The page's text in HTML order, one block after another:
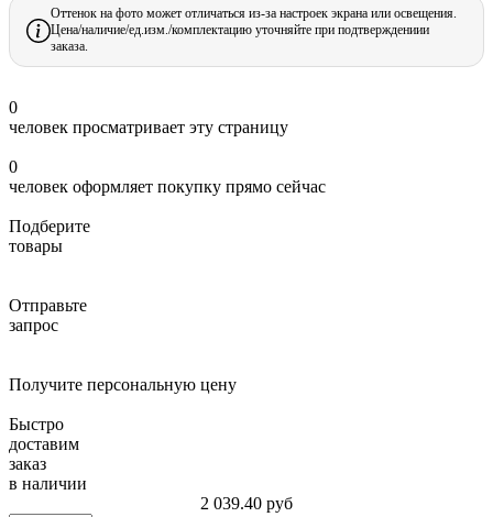
Оттенок на фото может отличаться из-за настроек экрана или освещения.
Цена/наличие/ед.изм./комплектацию уточняйте при подтверждениии
заказа.
0
человек просматривает эту страницу
0
человек оформляет покупку прямо сейчас
Подберите
товары
Отправьте
запрос
Получите персональную цену
Быстро
доставим
заказ
в наличии
2 039.40 руб